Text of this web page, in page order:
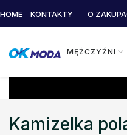
HOME KONTAKTY O
MĘŻCZYŹNI
Kamizelka